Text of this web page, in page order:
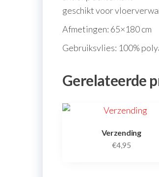
geschikt voor
Afmetingen: 65×180 cm
Gebruiksvlies: 100%
Gerelateerde
Verzending
€4,95